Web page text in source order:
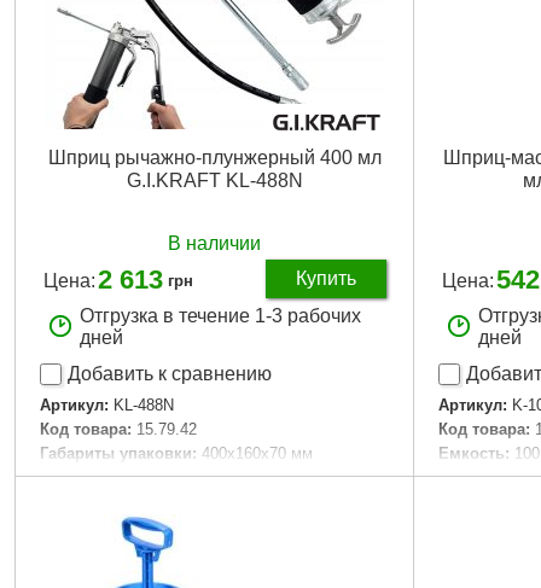
Шприц рычажно-плунжерный 400 мл
G.I.KRAFT KL-488N
В наличии
Цена:2 613 грн
Купить
Отгрузка в течение 1-3 рабочих
дней
Добавить к сравнению
Артикул: KL-488N
Код товара: 15.79.42
Габариты упаковки: 400x160x70 мм
Вес брутто: 2,050 г
Подробнее...
Шприц-
Цена:542
дней
Артикул: K-
Код товара:
Емкость:
Давление: